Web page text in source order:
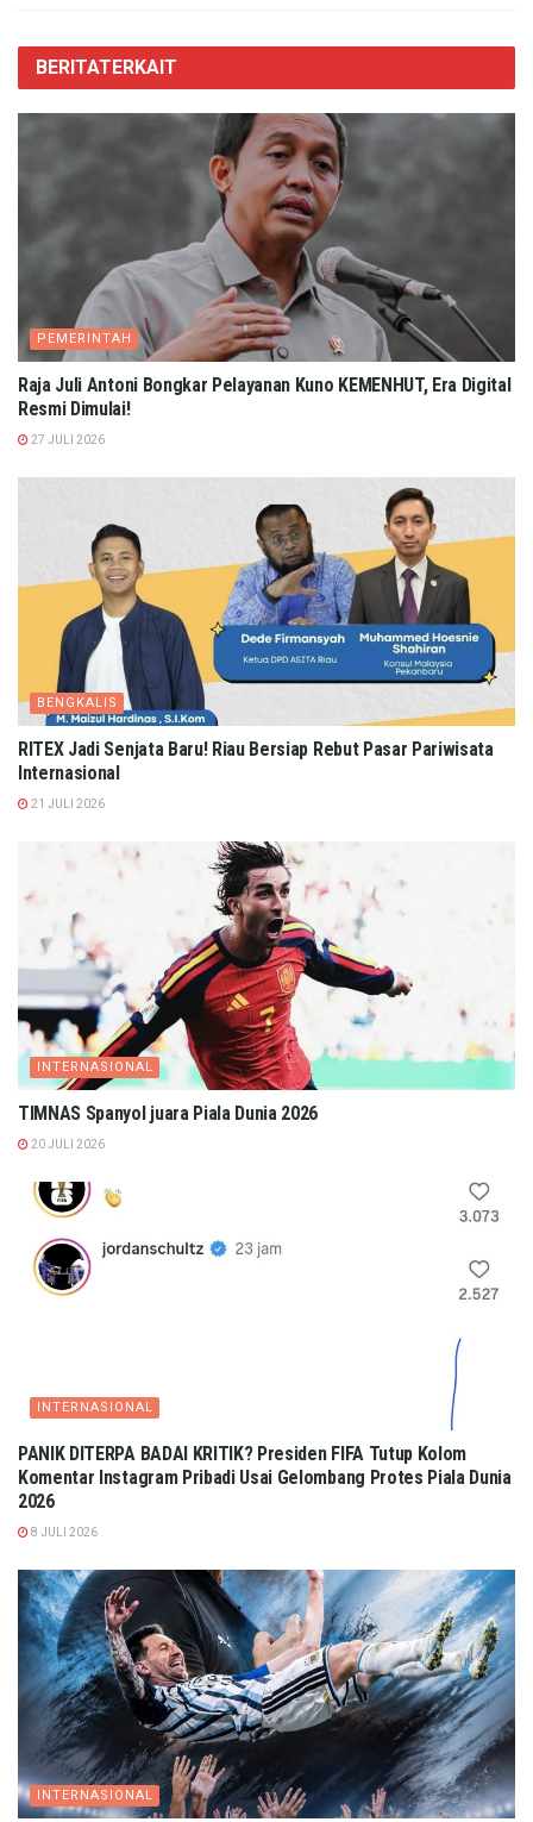
BERITATERKAIT
PEMERINTAH
Raja Juli Antoni Bongkar Pelayanan Kuno KEMENHUT, Era Digital
Resmi Dimulai!
27 JULI 2026
BENGKALIS
RITEX Jadi Senjata Baru! Riau Bersiap Rebut Pasar Pariwisata
Internasional
21 JULI 2026
INTERNASIONAL
TIMNAS Spanyol juara Piala Dunia 2026
20 JULI 2026
INTERNASIONAL
PANIK DITERPA BADAI KRITIK? Presiden FIFA Tutup Kolom
Komentar Instagram Pribadi Usai Gelombang Protes Piala Dunia
2026
8 JULI 2026
INTERNASIONAL